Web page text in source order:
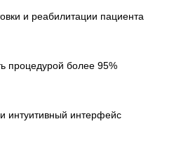
и реабилитации пациента
процедурой более 95%
интуитивный интерфейс